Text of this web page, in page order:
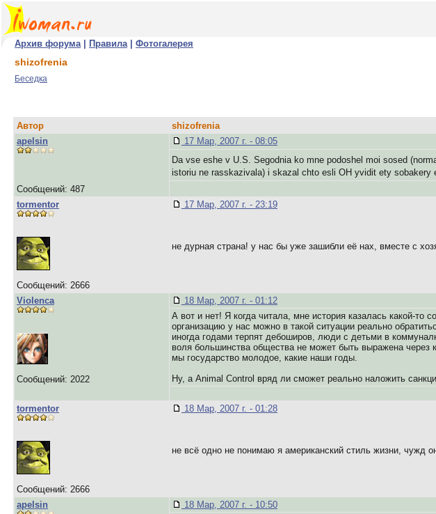
Архив форума| Правила| Фотогалерея
shizofrenia
Беседка
Автор
shizofrenia
apelsin
Сообщений: 487
17 Мар, 2007 г. - 08:05
Da vse eshe v U.S. Segodnia ko mne podoshel moi sosed
istoriu ne rasskazivala) i skazal chto esli OH yvidit ety
tormentor
Сообщений: 2666
17 Мар, 2007 г. - 23:19
не дурная страна! у нас бы уже зашибли её нах, вместе с
Violenca
Сообщений: 2022
18 Мар, 2007 г. - 01:12
А вот и нет! Я когда читала, мне история казалась какой-
организацию у нас можно в такой ситуации реально
иногда годами терпят дебоширов, люди с детьми в
воля большинства общества не может быть выражена через
мы государство молодое, какие наши годы.
Ну, а Animal Control вряд ли сможет реально наложить
tormentor
Сообщений: 2666
18 Мар, 2007 г. - 01:28
не всё одно не понимаю я американский стиль жизни, чужд
apelsin
18 Мар, 2007 г. - 10:50